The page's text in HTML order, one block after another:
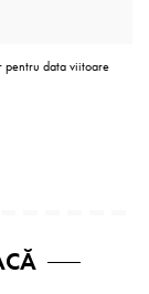
pentru data viitoare